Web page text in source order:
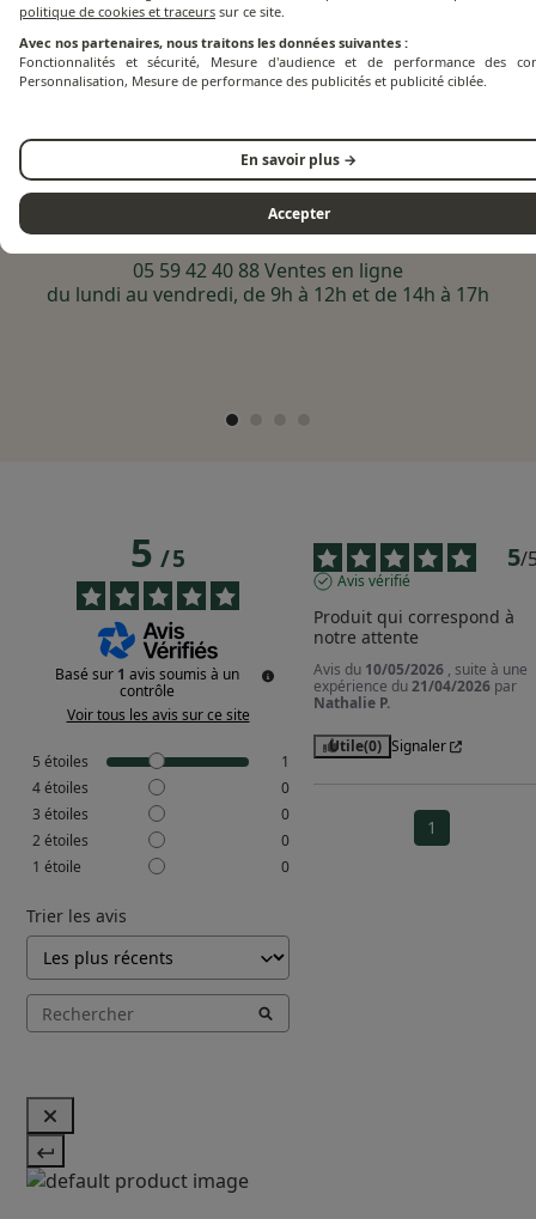
Besoin d'aide ?
Par téléphone
05 59 42 40 88 Ventes en ligne
du lundi au vendredi, de 9h à 12h et de 14h à 17h
5/5
Basé sur 1 avis soumis à un
contrôle
Voir tous les avis sur ce site
5 étoiles
1
4étoiles
0
3 étoiles
0
2 étoiles
0
1 étoile 0
Trier les avis
5/
Avis vérifié
Produit qui correspond à
notre attente
Avis du 10/05/2026 , suite à une
expérience du21/04/2026 par
Nathalie P.
Utile(0) Signaler
1
politique de cookies et traceurs sur ce site.
Avec nos partenaires, nous traitons les données suivantes :
Fonctionnalités et sécurité, Mesure d'audience et de performance des
Personnalisation, Mesure de performance des publicités et publicité ciblée.
En savoir plus →
Accepter